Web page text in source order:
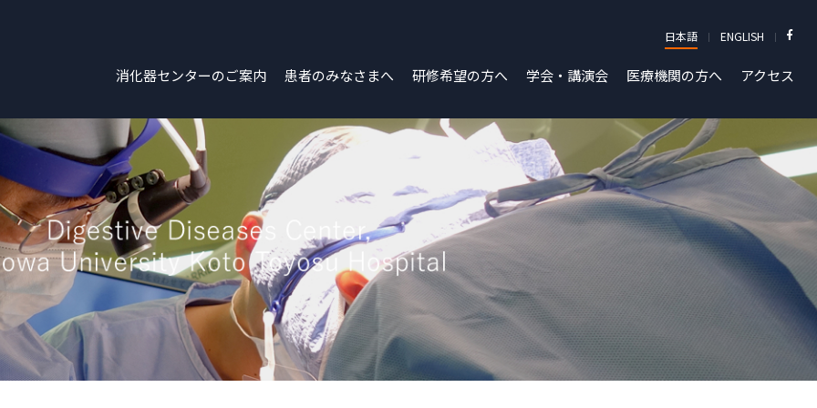
日本語 ENGLISH
消化器センターのご案内 患者のみなさまへ 研修希望の方へ 学会・講演会 医療機関の方へ アクセス